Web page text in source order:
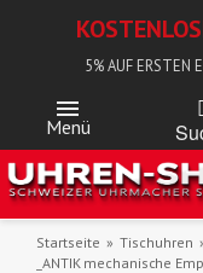
5% AUF ERSTEN
Menü
Startseite Tischuhren
_ANTIK mechanische